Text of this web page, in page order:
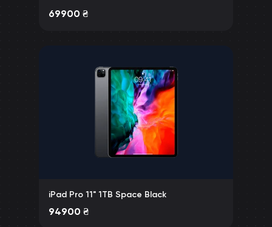
69900 ₴
iPad Pro 11" 1TB Space Black
94900 ₴